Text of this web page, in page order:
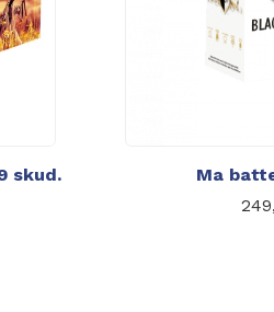
skud.
Ma